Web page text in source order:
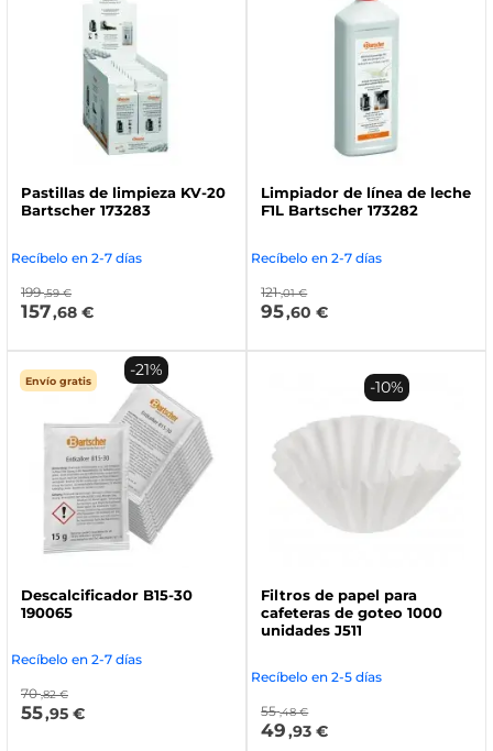
Pastillas de limpieza KV-20
Bartscher 173283
Recíbelo en 2-7 días
199 ,59 €
157,68 €
Limpiador de línea de leche
F1L Bartscher 173282
Recíbelo en 2-7 días
121 ,01 €
95,60 €
Envío gratis
Descalcificador B15-30
190065
Recíbelo en 2-7 días
70 ,82 €
55,95 €
-21%
Filtros de papel para
cafeteras de goteo 1000
unidades J511
Recíbelo en 2-5 días
55 ,48 €
49,93 €
-10%